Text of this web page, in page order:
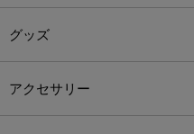
グッズ
アクセサリー